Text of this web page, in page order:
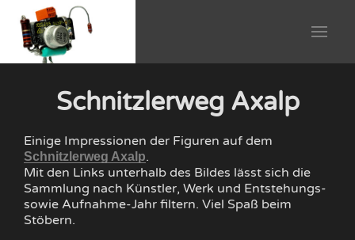
Schnitzlerweg Axalp
Einige Impressionen der Figuren auf dem
Schnitzlerweg Axalp.
Mit den Links unterhalb des Bildes lässt sich die
Sammlung nach Künstler, Werk und Entstehungs-
sowie Aufnahme-Jahr filtern. Viel Spaß beim
Stöbern.